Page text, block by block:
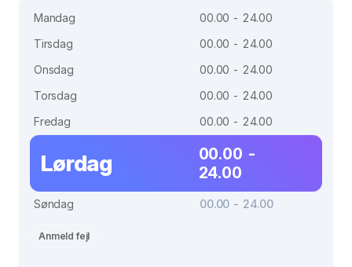
Mandag
00.00 - 24.00
Tirsdag
00.00 - 24.00
Onsdag
00.00 - 24.00
Torsdag
00.00 - 24.00
Fredag
00.00 - 24.00
Lørdag
00.00 -
24.00
Søndag 00.00 - 24.00
Anmeld fejl